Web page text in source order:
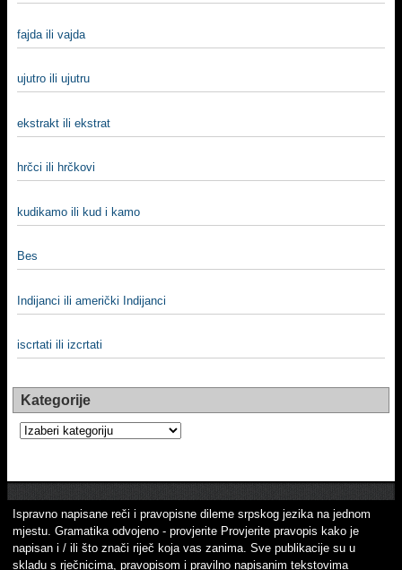
fajda ili vajda
ujutro ili ujutru
ekstrakt ili ekstrat
hrčci ili hrčkovi
kudikamo ili kud i kamo
Bes
Indijanci ili američki Indijanci
iscrtati ili izcrtati
Kategorije
Kategorije
Ispravno napisane reči i pravopisne dileme srpskog jezika na jednom
mjestu. Gramatika odvojeno - provjerite Provjerite pravopis kako je
napisan i / ili što znači riječ koja vas zanima. Sve publikacije su u
skladu s rječnicima, pravopisom i pravilno napisanim tekstovima